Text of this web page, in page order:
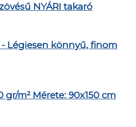
NYÁRI takaró
- Légiesen könnyű, finom
gr/m² Mérete: 90x150 cm